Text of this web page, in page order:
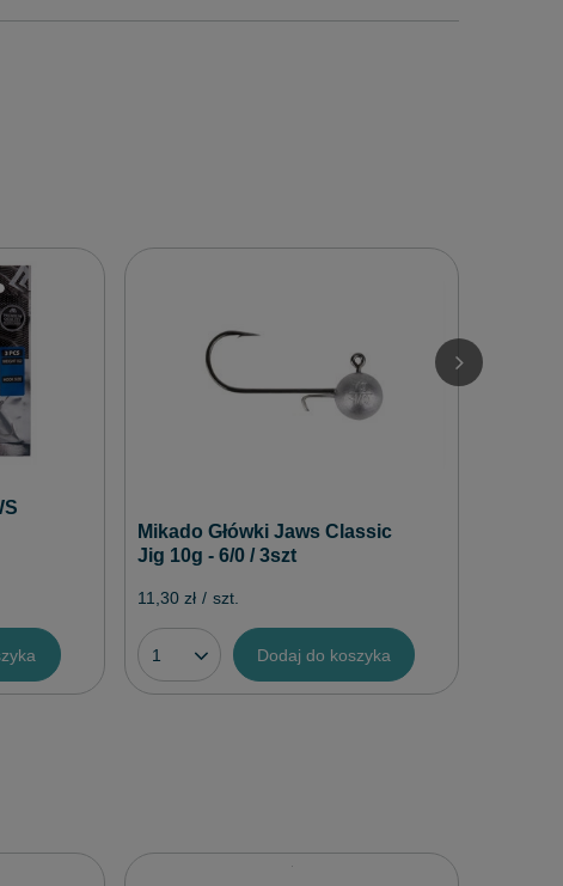
Mikado Główki Jaws Classic
Jig 10g - 6/0 / 3szt
11,30 zł / szt.
Dodaj do koszyka